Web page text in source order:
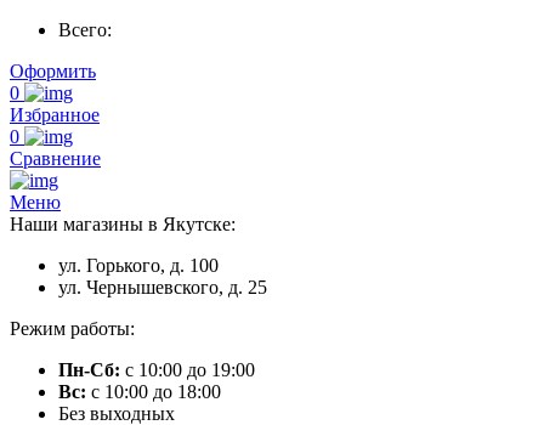
Всего:
Оформить
0
Избранное
0
Сравнение
Меню
Наши магазины в Якутске:
ул. Горького, д. 100
ул. Чернышевского, д. 25
Режим работы:
Пн-Сб: с 10:00 до 19:00
Вс: с 10:00 до 18:00
Без выходных